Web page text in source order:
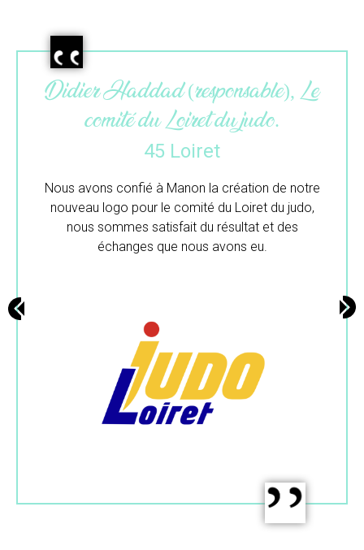
Maëlle (gérante), L’atelier du
colibri.
33 Gironde
Merci beaucoup pour ton travail.